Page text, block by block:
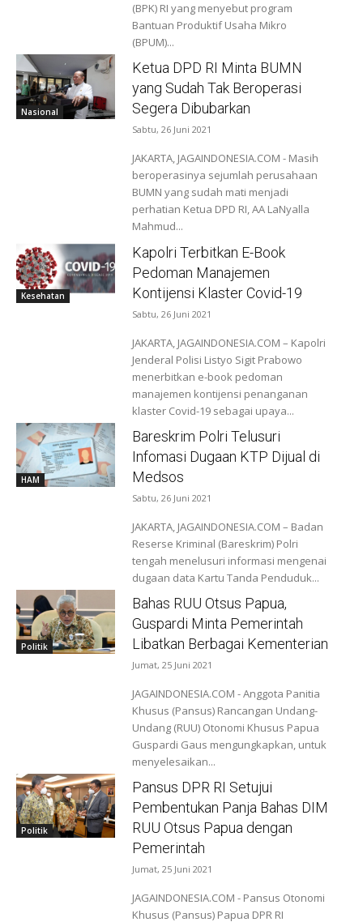
(BPK) RI yang menyebut program
Bantuan Produktif Usaha Mikro
(BPUM)...
Nasional
Ketua DPD RI Minta BUMN
yang Sudah Tak Beroperasi
Segera Dibubarkan
Sabtu, 26 Juni 2021
JAKARTA, JAGAINDONESIA.COM - Masih
beroperasinya sejumlah perusahaan
BUMN yang sudah mati menjadi
perhatian Ketua DPD RI, AA LaNyalla
Mahmud...
Kesehatan
Kapolri Terbitkan E-Book
Pedoman Manajemen
Kontijensi Klaster Covid-19
Sabtu, 26 Juni 2021
JAKARTA, JAGAINDONESIA.COM – Kapolri
Jenderal Polisi Listyo Sigit Prabowo
menerbitkan e-book pedoman
manajemen kontijensi penanganan
klaster Covid-19 sebagai upaya...
HAM
Bareskrim Polri Telusuri
Infomasi Dugaan KTP Dijual di
Medsos
Sabtu, 26 Juni 2021
JAKARTA, JAGAINDONESIA.COM – Badan
Reserse Kriminal (Bareskrim) Polri
tengah menelusuri informasi mengenai
dugaan data Kartu Tanda Penduduk...
Politik
Bahas RUU Otsus Papua,
Guspardi Minta Pemerintah
Libatkan Berbagai Kementerian
Jumat, 25 Juni 2021
JAGAINDONESIA.COM - Anggota Panitia
Khusus (Pansus) Rancangan Undang-
Undang (RUU) Otonomi Khusus Papua
Guspardi Gaus mengungkapkan, untuk
menyelesaikan...
Politik
Pansus DPR RI Setujui
Pembentukan Panja Bahas DIM
RUU Otsus Papua dengan
Pemerintah
Jumat, 25 Juni 2021
JAGAINDONESIA.COM - Pansus Otonomi
Khusus (Pansus) Papua DPR RI